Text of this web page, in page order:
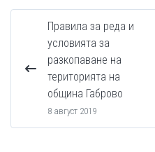
Правила за реда и
условията за
разкопаване на
територията на
община Габрово
8 август 2019